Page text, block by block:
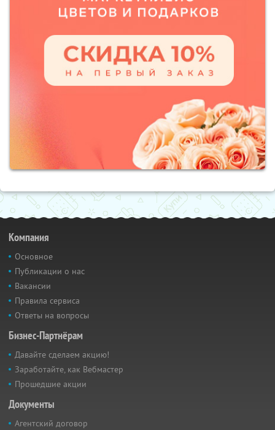
Компания
Основное
Публикации о нас
Вакансии
Правила сервиса
Ответы на вопросы
Бизнес-Партнёрам
Давайте сделаем акцию!
Заработайте, как Вебмастер
Прошедшие акции
Документы
Агентский договор